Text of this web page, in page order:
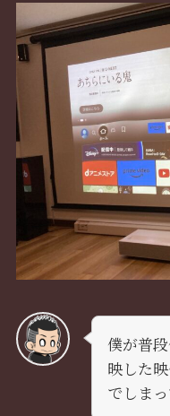
僕が普
映した
でしまっ